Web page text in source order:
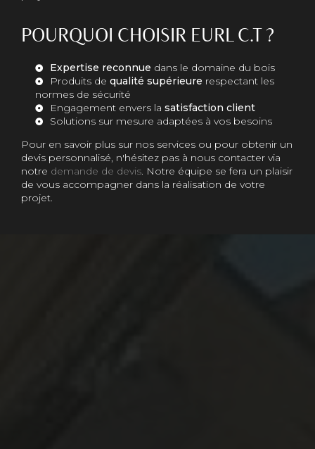
POURQUOI CHOISIR EURL C.T ?
Expertise reconnue dans le domaine du bois
Produits de qualité supérieure respectant les
normes de sécurité
Engagement envers la satisfaction client
Solutions sur mesure adaptées à vos besoins
Pour en savoir plus sur nos services ou pour obtenir un
devis personnalisé, n'hésitez pas à nous contacter via
notre demande de devis. Notre équipe se fera un plaisir
de vous accompagner dans la réalisation de votre
projet.